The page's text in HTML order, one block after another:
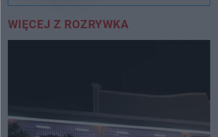
WIĘCEJ Z ROZRYWKA